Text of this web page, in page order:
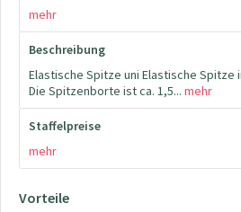
mehr
Beschreibung
Elastische Spitze uni Elastische Spitze
Die Spitzenborte ist ca. 1,5... mehr
Staffelpreise
mehr
Vorteile